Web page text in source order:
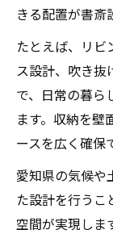
きる配置が書斎
たとえば、リビ
ス設計、吹き抜
で、日常の暮ら
ます。収納を壁
ースを広く確保
愛知県の気候や
た設計を行うこ
空間が実現しま